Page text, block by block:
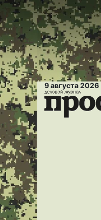
9 августа 2026